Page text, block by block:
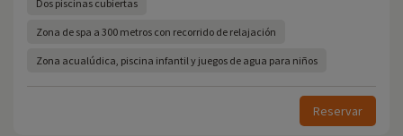
Dos piscinas cubiertas
Zona de spa a 300 metros con recorrido de relajación
Zona acualúdica, piscina infantil y juegos de agua para niños
Reservar